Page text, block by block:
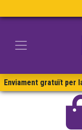
Enviament gratuït per